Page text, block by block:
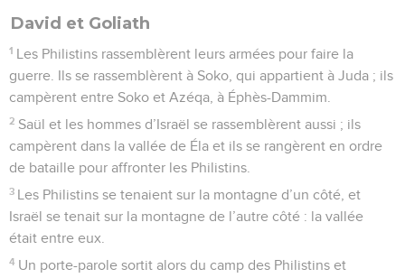
David et Goliath
1 Les Philistins rassemblèrent leurs armées pour faire la
guerre. Ils se rassemblèrent à Soko, qui appartient à Juda ; ils
campèrent entre Soko et Azéqa, à Éphès-Dammim.
2 Saül et les hommes d’Israël se rassemblèrent aussi ; ils
campèrent dans la vallée de Éla et ils se rangèrent en ordre
de bataille pour affronter les Philistins.
3 Les Philistins se tenaient sur la montagne d’un côté, et
Israël se tenait sur la montagne de l’autre côté : la vallée
était entre eux.
4 Un porte-parole sortit alors du camp des Philistins et